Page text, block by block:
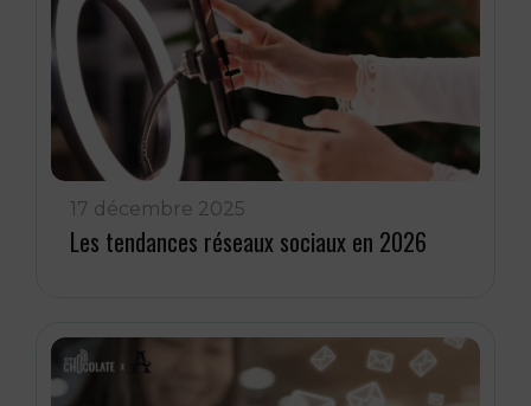
17 décembre 2025
Les tendances réseaux sociaux en 2026